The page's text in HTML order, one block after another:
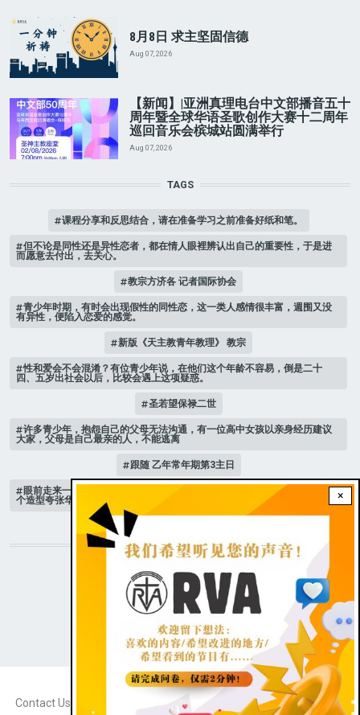
×
8月8日 求主坚固信德
Aug 07, 2026
【新闻】|亚洲真理电台中文部播音五十
周年暨全球华语圣歌创作大赛十二周年
巡回音乐会槟城站圆满举行
Aug 07, 2026
TAGS
课程分享和反思结合，请在准备学习之前准备好纸和笔。
但不论是同性还是异性恋者，都在情人眼裡辨认出自己的重要性，于是进
而愿意去付出，去关心。
教宗方济各 记者国际协会
青少年时期，有时会出现假性的同性恋，这一类人感情很丰富，週围又没
有异性，便陷入恋爱的感觉。
新版《天主教青年教理》 教宗
性和爱会不会混淆？有位青少年说，在他们这个年龄不容易，倒是二十
四、五岁出社会以后，比较会遇上这项疑惑。
圣若望保禄二世
许多青少年，抱怨自己的父母无法沟通，有一位高中女孩以亲身经历建议
大家，父母是自己最亲的人，不能逃离
跟随 乙年常年期第3主日
眼前走来一位魔女，可爱的妖媚中带点邪恶，身上穿著宫廷的小丑服，整
个造型夸张华丽，非常特殊。
STAY CONNECTED WITH US!
Contact Us
Dark theme